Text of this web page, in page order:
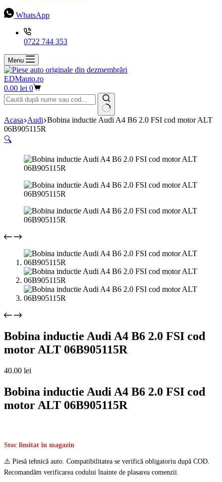
WhatsApp
0722 744 353
Menu
EDMauto.ro
Coș
de
cumpărături
0.00 lei 0
Niciun
rezultat
Acasa Audi Bobina inductie Audi A4 B6 2.0 FSI cod motor ALT
06B905115R
🔍
Bobina inductie Audi A4 B6 2.0 FSI cod
motor ALT 06B905115R
40.00 lei
Bobina inductie Audi A4 B6 2.0 FSI cod
motor ALT 06B905115R
Stoc limitat în magazin
⚠️ Piesă tehnică auto. Compatibilitatea se verifică obligatoriu după COD.
Recomandăm verificarea codului înainte de plasarea comenzii.